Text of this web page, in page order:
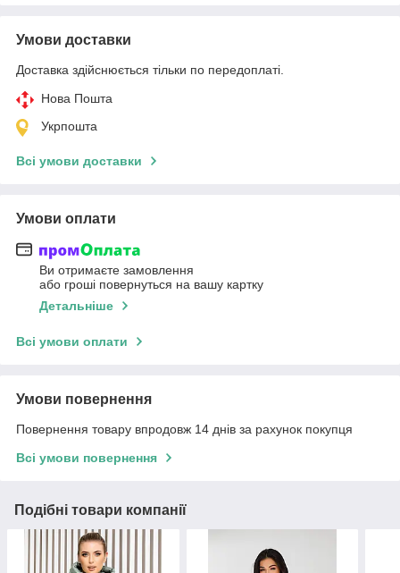
Умови доставки
Доставка здійснюється тільки по передоплаті.
Нова Пошта
Укрпошта
Всі умови доставки
Умови оплати
Ви отримаєте замовлення
або гроші повернуться на вашу картку
Детальніше
Всі умови оплати
Умови повернення
Повернення товару впродовж 14 днів за рахунок покупця
Всі умови повернення
Подібні товари компанії